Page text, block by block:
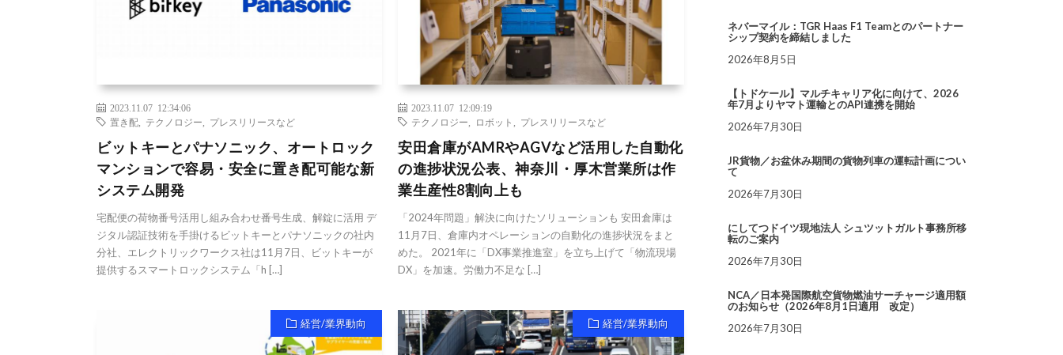
2023.11.07 12:34:06
置き配
テクノロジー プレスリリースなど
ビットキーとパナソニック、オートロック
マンションで容易・安全に置き配可能な新
システム開発
宅配便の荷物番号活用し組み合わせ番号生成、解錠に活用 デ
ジタル認証技術を手掛けるビットキーとパナソニックの社内
分社、エレクトリックワークス社は11月7日、ビットキーが
提供するスマートロックシステム「h […]
2023.11.07 12:09:19
テクノロジー
ロボット プレスリリースなど
安田倉庫がAMRやAGVなど活用した自動化
の進捗状況公表、神奈川・厚木営業所は作
業生産性8割向上も
「2024年問題」解決に向けたソリューションも 安田倉庫は
11月7日、倉庫内オペレーションの自動化の進捗状況をまと
めた。 2021年に「DX事業推進室」を立ち上げて「物流現場
DX」を加速。労働力不足な […]
経営/業界動向 経営/業界動向
ネバーマイル：TGR Haas F1 Teamとのパートナー
シップ契約を締結しました
2026年8月5日
【トドケール】マルチキャリア化に向けて、2026
年7月よりヤマト運輸とのAPI連携を開始
2026年7月30日
JR貨物／お盆休み期間の貨物列車の運転計画につい
て
2026年7月30日
にしてつドイツ現地法人 シュツットガルト事務所移
転のご案内
2026年7月30日
NCA／日本発国際航空貨物燃油サーチャージ適用額
のお知らせ（2026年8月1日適用 改定）
2026年7月30日